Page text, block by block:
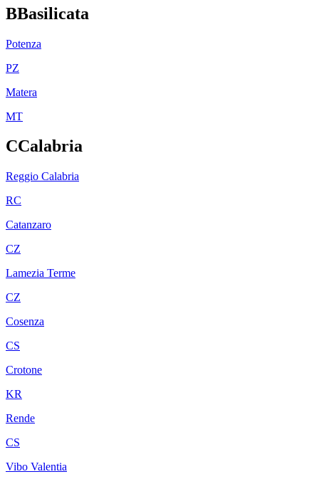
BBasilicata
Potenza
PZ
Matera
MT
CCalabria
Reggio Calabria
RC
Catanzaro
CZ
Lamezia Terme
CZ
Cosenza
CS
Crotone
KR
Rende
CS
Vibo Valentia